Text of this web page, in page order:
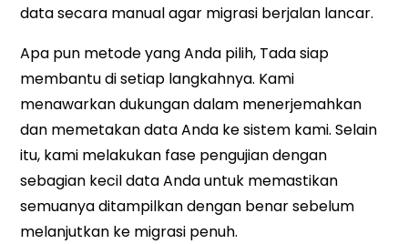
data secara manual agar migrasi berjalan lancar.
Apa pun metode yang Anda pilih, Tada siap
membantu di setiap langkahnya. Kami
menawarkan dukungan dalam menerjemahkan
dan memetakan data Anda ke sistem kami. Selain
itu, kami melakukan fase pengujian dengan
sebagian kecil data Anda untuk memastikan
semuanya ditampilkan dengan benar sebelum
melanjutkan ke migrasi penuh.